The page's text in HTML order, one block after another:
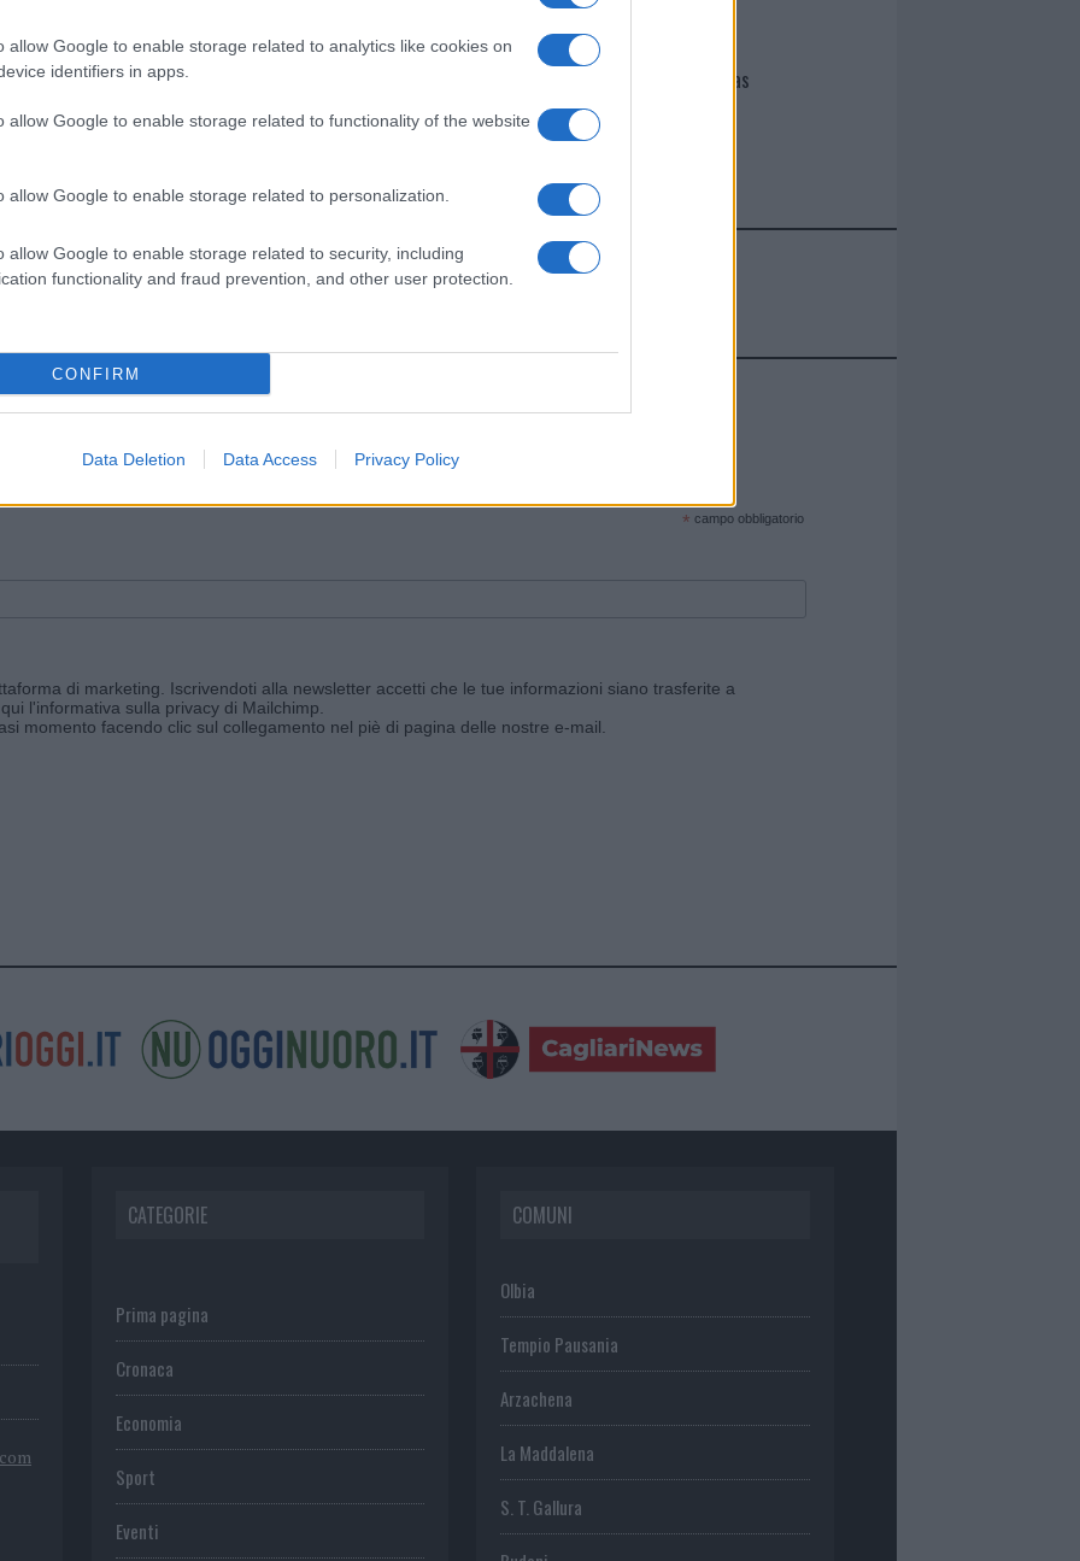
allow Google to enable storage related to analytics like cookies on
identifiers in apps.
allow Google to enable storage related to functionality of the website
allow Google to enable storage related to personalization.
allow Google to enable storage related to security, including
functionality and fraud prevention, and other user protection.
CONFIRM
Data Deletion Data Access Privacy Policy
Giovannimaria Cabras
Invia un Comunicato Stampa|Pubblicità|Segnala
e ricevi le nostre email periodiche contenenti le ultime notizie pubblicate sul sito web!
* campo obbligatorio
di marketing. Iscrivendoti alla newsletter accetti che le tue informazioni siano trasferite a
l'informativa sulla privacy di Mailchimp
momento facendo clic sul collegamento nel piè di pagina delle nostre e-mail.
CATEGORIE
Prima pagina
Cronaca
Economia
Sport
Eventi
COMUNI
Olbia
Tempio Pausania
Arzachena
La Maddalena
S. T. Gallura